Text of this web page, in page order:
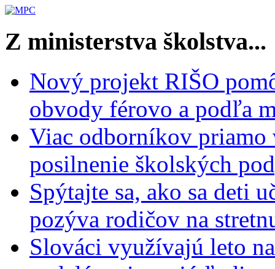
Z ministerstva školstva...
Nový projekt RIŠO
obvody férovo a podľa
Viac odborníkov priamo
posilnenie školských
Spýtajte sa, ako sa deti
pozýva rodičov na
Slováci využívajú leto